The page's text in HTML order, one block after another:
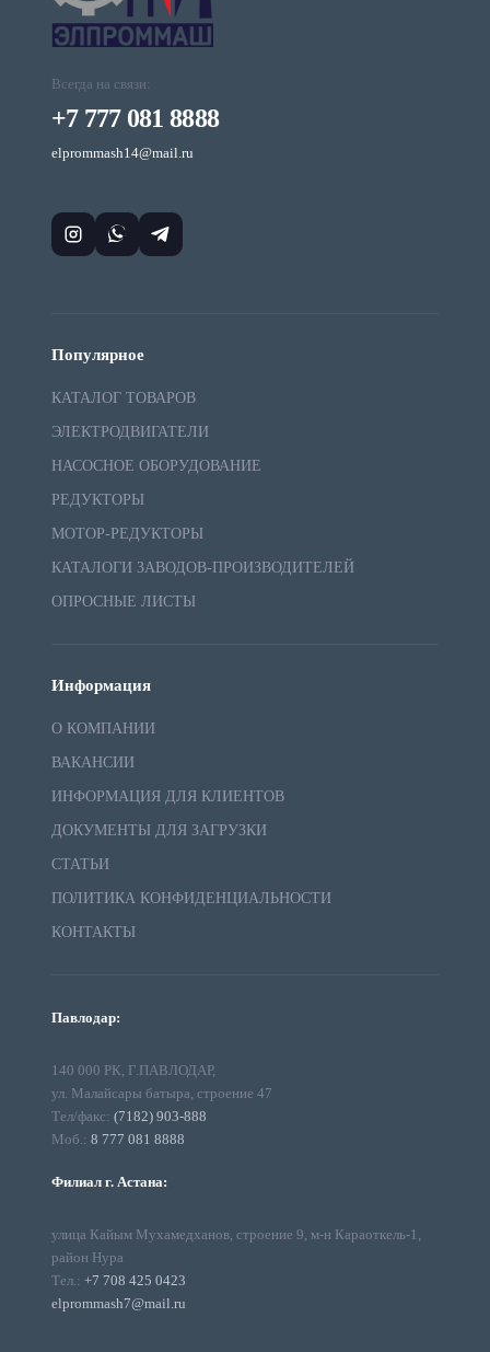
Всегда на связи:
+7 777 081 8888
elprommash14@mail.ru
Популярное
КАТАЛОГ ТОВАРОВ
ЭЛЕКТРОДВИГАТЕЛИ
НАСОСНОЕ ОБОРУДОВАНИЕ
РЕДУКТОРЫ
МОТОР-РЕДУКТОРЫ
КАТАЛОГИ ЗАВОДОВ-ПРОИЗВОДИТЕЛЕЙ
ОПРОСНЫЕ ЛИСТЫ
Информация
О КОМПАНИИ
ВАКАНСИИ
ИНФОРМАЦИЯ ДЛЯ КЛИЕНТОВ
ДОКУМЕНТЫ ДЛЯ ЗАГРУЗКИ
СТАТЬИ
ПОЛИТИКА КОНФИДЕНЦИАЛЬНОСТИ
КОНТАКТЫ
Павлодар:
140 000 РК, Г.ПАВЛОДАР,
ул. Малайсары батыра, строение 47
Тел/факс: (7182) 903-888
Моб.: 8 777 081 8888
Филиал г. Астана:
улица Кайым Мухамедханов, строение 9, м-н Караоткель-1,
район Нура
Тел.: +7 708 425 0423
elprommash7@mail.ru